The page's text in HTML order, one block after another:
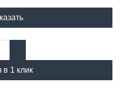
в 1 клик